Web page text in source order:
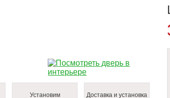
Установим
Доставка и установка